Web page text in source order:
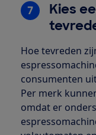
7
Kies
Hoe tevreden
consumenten
Per merk
omdat er